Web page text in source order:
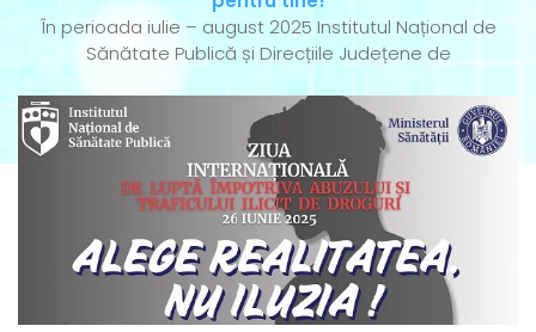
În perioada iulie – august 2025 Institutul Național de
Sănătate Publică și Direcțiile Județene de